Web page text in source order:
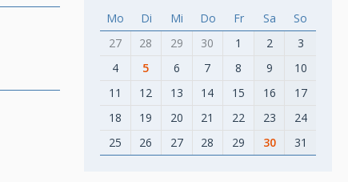
Mo Di Mi Do Fr Sa
So
27
28 29 30 1 2
3
4
5 6 7 8 9
10
11
12 13 14 15 16
17
18
19 20 21 22 23
24
25
26 27 28 29 30 31